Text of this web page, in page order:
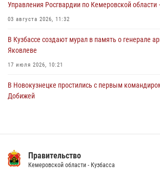
Управления Росгвардии по Кемеровской области
03 августа 2026, 11:32
В Кузбассе создают мурал в память о генерале
Яковлеве
17 июля 2026, 10:21
В Новокузнецке простились с первым
Добижей
14 июля 2026, 08:52 1
Правительство
Кемеровской области - Кузбасса